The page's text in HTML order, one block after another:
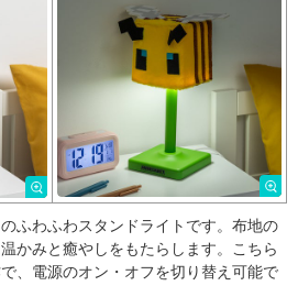
ふわふわスタンドライトです。布地の
かみと癒やしをもたらします。こちら
、電源のオン・オフを切り替え可能で